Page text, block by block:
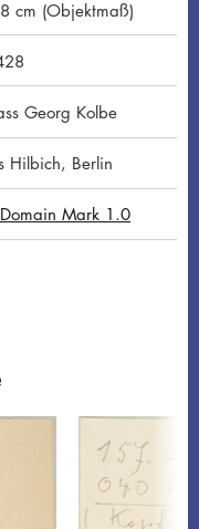
cm (Objektmaß)
Georg Kolbe
Hilbich, Berlin
Mark 1.0